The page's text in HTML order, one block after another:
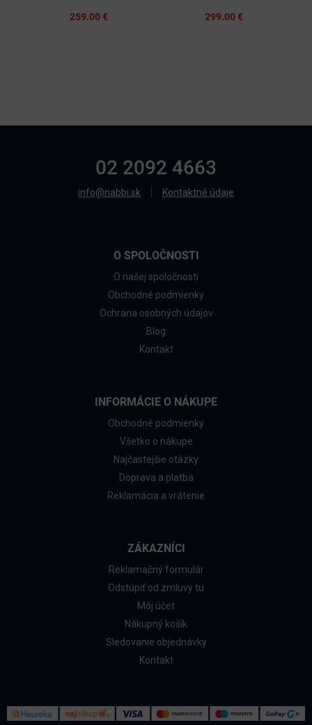
259.00 € 299.00 €
02 2092 4663
info@nabbi.sk Kontaktné údaje
O SPOLOČNOSTI
O našej spoločnosti
Obchodné podmienky
Ochrana osobných údajov
Blog
Kontakt
INFORMÁCIE O NÁKUPE
Obchodné podmienky
Všetko o nákupe
Najčastejšie otázky
Doprava a platba
Reklamácia a vrátenie
ZÁKAZNÍCI
Reklamačný formulár
Odstúpiť od zmluvy tu
Môj účet
Nákupný košík
Sledovanie objednávky
Kontakt